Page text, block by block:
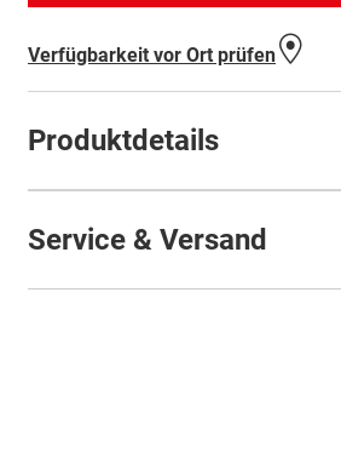
Verfügbarkeit vor Ort prüfen
Produktdetails
Service & Versand